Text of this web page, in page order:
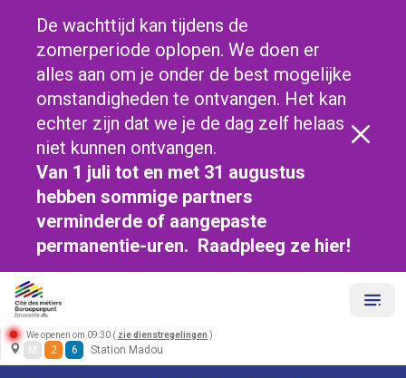
De wachttijd kan tijdens de
zomerperiode oplopen. We doen er
alles aan om je onder de best mogelijke
omstandigheden te ontvangen. Het kan
echter zijn dat we je de dag zelf helaas
niet kunnen ontvangen.
Van 1 juli tot en met 31 augustus
hebben sommige partners
verminderde of aangepaste
permanentie-uren. Raadpleeg ze hier!
We openen om 09:30 ( zie dienstregelingen )
M 2 6 Station Madou